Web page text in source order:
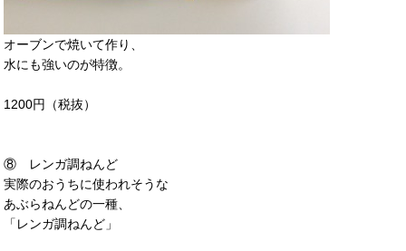
オーブンで焼いて作り、
水にも強いのが特徴。
1200円（税抜）
⑧ レンガ調ねんど
実際のおうちに使われそうな
あぶらねんどの一種、
「レンガ調ねんど」